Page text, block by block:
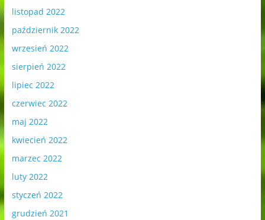
listopad 2022
październik 2022
wrzesień 2022
sierpień 2022
lipiec 2022
czerwiec 2022
maj 2022
kwiecień 2022
marzec 2022
luty 2022
styczeń 2022
grudzień 2021